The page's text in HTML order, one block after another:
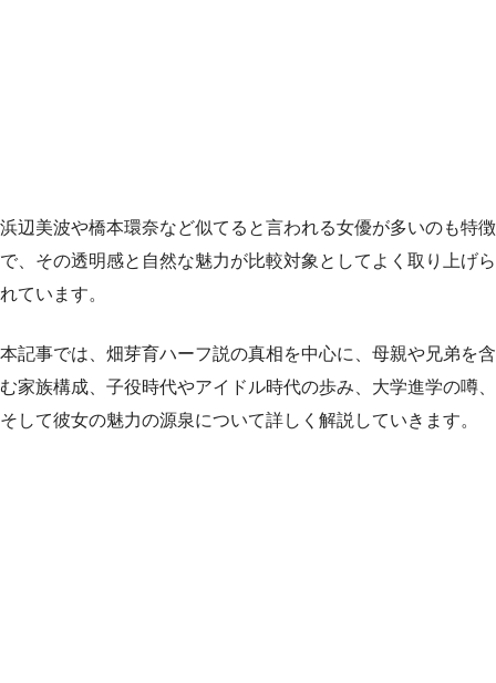
浜辺美波や橋本環奈など似てると言われる女優が多いのも特徴
で、その透明感と自然な魅力が比較対象としてよく取り上げら
れています。
本記事では、畑芽育ハーフ説の真相を中心に、母親や兄弟を含
む家族構成、子役時代やアイドル時代の歩み、大学進学の噂、
そして彼女の魅力の源泉について詳しく解説していきます。